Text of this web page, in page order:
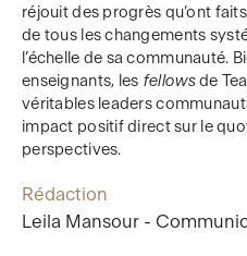
réjouit des progrès qu’ont
de tous les changements
l’échelle de sa communauté.
enseignants, les fellowsde
véritables leaders
impact positif direct sur le
perspectives.
Rédaction
Leila Mansour -